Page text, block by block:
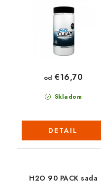
Skladom
od €16,70
DETAIL
H2O 90 PACK sada